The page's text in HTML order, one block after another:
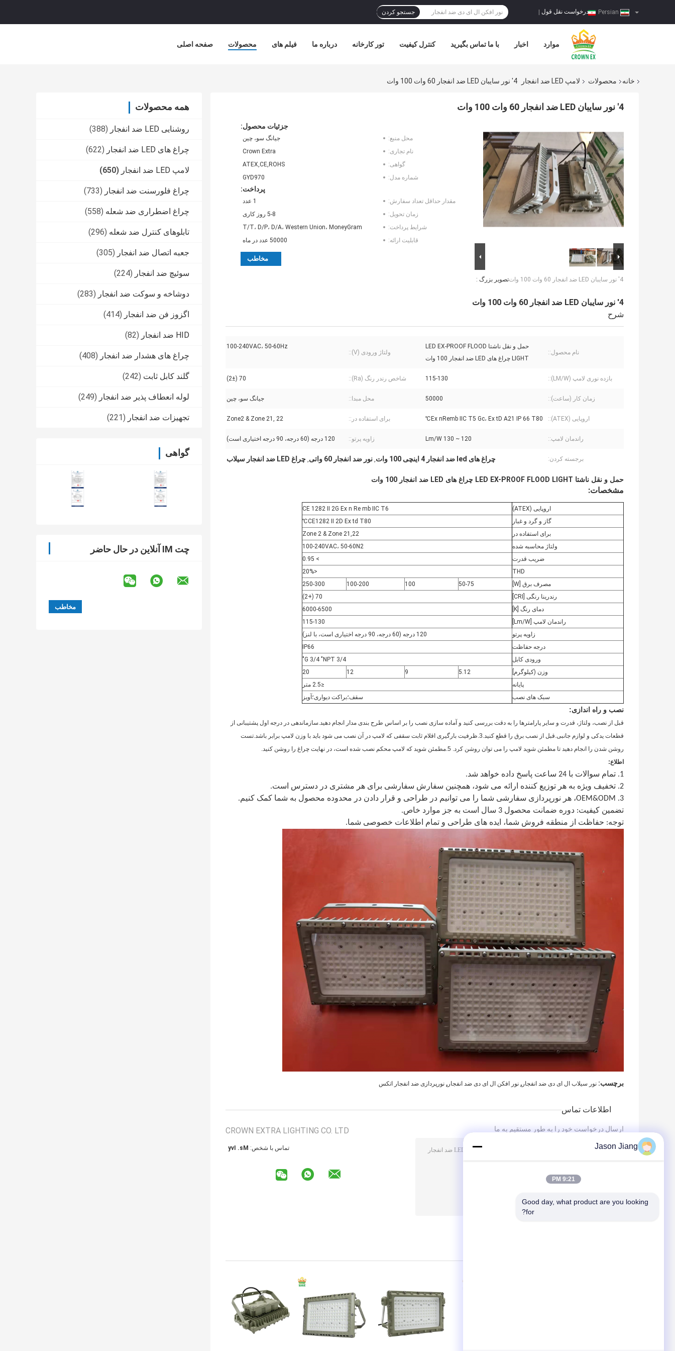
درخواست نقل قول جستجو کردن
صفحه اصلی محصولات فیلم های درباره ما تور کارخانه کنترل کیفیت با ما تماس بگیرید اخبار موارد
خانه محصولات لامپ LED ضد انفجار 4' نور سایبان LED ضد انفجار 60 وات 100 وات
همه محصولات
روشنایی LED ضد انفجار (388)
چراغ های LED ضد انفجار (622)
لامپ LED ضد انفجار (650)
چراغ فلورسنت ضد انفجار (733)
چراغ اضطراری ضد شعله (558)
تابلوهای کنترل ضد شعله (296)
جعبه اتصال ضد انفجار (305)
سوئیچ ضد انفجار (224)
دوشاخه و سوکت ضد انفجار (283)
اگزوز فن ضد انفجار (414)
HID ضد انفجار (82)
چراغ های هشدار ضد انفجار (408)
گلند کابل ثابت (242)
لوله انعطاف پذیر ضد انفجار (249)
تجهیزات ضد انفجار (221)
گواهی
چت IM آنلاین در حال حاضر
4' نور سایبان LED ضد انفجار 60 وات 100 وات
تصویر بزرگ : 4' نور سایبان LED ضد انفجار 60 وات 100 وات
جزئیات محصول:
محل منبع:
جیانگ سو، چین
نام تجاری:
Crown Extra
گواهی:
ATEX,CE,ROHS
شماره مدل:
GYD970
پرداخت:
مقدار حداقل تعداد سفارش:
1 عدد
زمان تحویل:
5-8 روز کاری
شرایط پرداخت:
T/T، D/P، D/A، Western Union، MoneyGram
قابلیت ارائه:
50000 عدد در ماه
مخاطب
4' نور سایبان LED ضد انفجار 60 وات 100 وات
شرح
نام محصول::
حمل و نقل ناشتا LED EX-PROOF FLOOD
LIGHT چراغ های LED ضد انفجار 100 وات
ولتاژ ورودی (V)::
100-240VAC، 50-60Hz
بازده نوری لامپ (LM/W):: 115-130 شاخص رندر رنگ (Ra):: 70 (2±)
زمان کار (ساعت):: 50000 محل مبدا:: جیانگ سو، چین
اروپایی (ATEX):: Ex nRemb IIC T5 Gc، Ex tD A21 IP 66 T80℃ برای استفاده در:: Zone2 & Zone 21, 22
راندمان لامپ:: 120 ~ 130 Lm/W زاویه پرتو:: 120 درجه (60 درجه، 90 درجه اختیاری است)
برجسته کردن: چراغ های led ضد انفجار 4 اینچی 100 وات , نور ضد انفجار 60 واتی , چراغ LED ضد انفجار سیلاب
حمل و نقل ناشتا LED EX-PROOF FLOOD LIGHT چراغ های LED ضد انفجار 100 وات
مشخصات:
اروپایی (ATEX)
CE 1282 II 2G Ex n Re mb IIC T6
گاز و گرد و غبار
CE1282 II 2D Ex td T80℃
برای استفاده در
Zone 2 & Zone 21,22
ولتاژ محاسبه شده
100-240VAC، 50-60N2
ضریب قدرت
> 0.95
THD
<20%
مصرف برق [W]
50-75
100
100-200
250-300
رندرینا رنگی [CRI]
70 (+2)
دمای رنگ [K]
6000-6500
راندمان لامپ [Lm/W]
115-130
زاویه پرتو
120 درجه (60 درجه، 90 درجه اختیاری است، با لنز)
درجه حفاظت
IP66
ورودی کابل
G 3/4 "NPT 3/4"
وزن (کیلوگرم]
5.12
9
12
20
پایانه
≤2.5 متر
سبک های نصب
سقف؛براکت دیواری؛آویز
نصب و راه اندازی:
قبل از نصب، ولتاژ، قدرت و سایر پارامترها را به دقت بررسی کنید و آماده سازی نصب را بر اساس طرح بندی مدار انجام دهید.سازماندهی در درجه اول پشتیبانی از
قطعات یدکی و لوازم جانبی.قبل از نصب برق را قطع کنید.3. ظرفیت بارگیری اقلام ثابت سقفی که لامپ در آن نصب می شود باید با وزن لامپ برابر باشد.تست
روشن شدن را انجام دهید تا مطمئن شوید لامپ را می توان روشن کرد. 5.
مطمئن شوید که لامپ محکم نصب شده است، در نهایت چراغ را روشن کنید.
اطلاع:
1. تمام سوالات با 24 ساعت پاسخ داده خواهد شد.
2. تخفیف ویژه به هر توزیع کننده ارائه می شود، همچنین سفارش سفارشی برای هر مشتری در دسترس است.
3. OEM&ODM، هر نورپردازی سفارشی شما را می توانیم در طراحی و قرار دادن در محدوده محصول به شما کمک کنیم.
تضمین کیفیت: دوره ضمانت محصول 3 سال است به جز موارد خاص.
توجه: حفاظت از منطقه فروش شما، ایده های طراحی و تمام اطلاعات خصوصی شما.
برچسب: نور سیلاب ال ای دی ضد انفجار , نور افکن ال ای دی ضد انفجار , نورپردازی ضد انفجار اتکس
اطلاعات تماس
CROWN EXTRA LIGHTING CO. LTD
تماس با شخص: Ms. Ivy
ارسال درخواست خود را به طور مستقیم به ما
Jason Jiang
9:21 PM
Good day, what product are you looking
for?